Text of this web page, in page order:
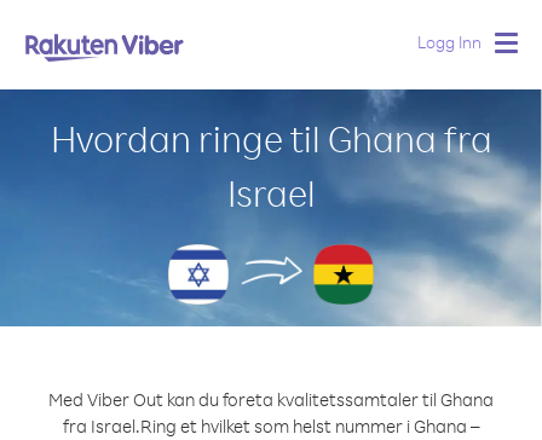
Logg Inn
Hvordan ringe til Ghana fra
Israel
Med Viber Out kan du foreta kvalitetssamtaler til Ghana
fra Israel.Ring et hvilket som helst nummer i Ghana –